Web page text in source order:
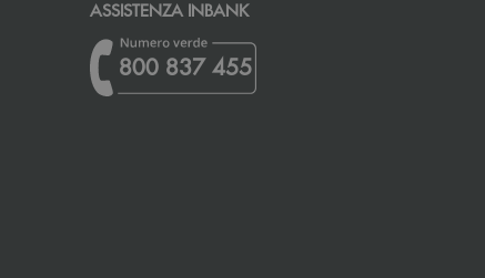
ASSISTENZA INBANK
800 837 455